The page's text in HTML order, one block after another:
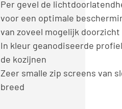
Per gevel de
voor een optimale
van zoveel mogelijk doorzicht
In kleur geanodiseerde
de kozijnen
Zeer smalle zip screens van
breed